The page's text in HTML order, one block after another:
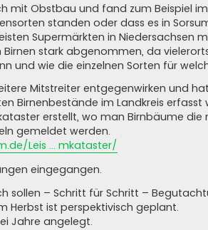
mit Obstbau und fand zum Beispiel
standen oder dass es in
Supermärkten in Niedersachsen
stark abgenommen, da
und wie die einzelnen Sorten für
Mitstreiter entgegenwirken und
Birnenbestände im Landkreis
erstellt, wo man Birnbäume
gemeldet werden.
Leis ... mkataster/
eingegangen.
sollen – Schritt für Schritt –
Herbst ist perspektivisch geplant.
Jahre angelegt.